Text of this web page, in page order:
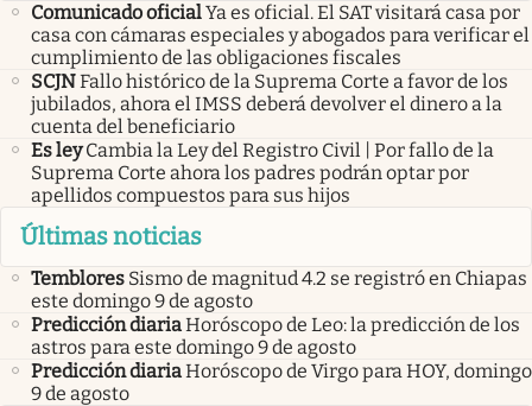
Comunicado oficialYa es oficial. El SAT visitará casa por
casa con cámaras especiales y abogados para verificar el
cumplimiento de las obligaciones fiscales
SCJNFallo histórico de la Suprema Corte a favor de los
jubilados, ahora el IMSS deberá devolver el dinero a la
cuenta del beneficiario
Es ley Cambia la Ley del Registro Civil | Por fallo de la
Suprema Corte ahora los padres podrán optar por
apellidos compuestos para sus hijos
Últimas noticias
Temblores Sismo de magnitud 4.2 se registró en Chiapas
este domingo 9 de agosto
Predicción diariaHoróscopo de Leo: la predicción de los
astros para este domingo 9 de agosto
Predicción diariaHoróscopo de Virgo para HOY, domingo
9 de agosto